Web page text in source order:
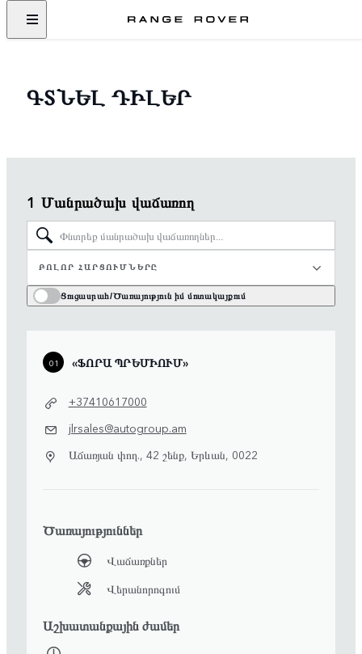
ԳՏՆԵԼ ԴԻԼԵՐ
1 Մանրածախ վաճառող
ԲՈԼՈՐ ՀԱՐՑՈՒՄՆԵՐԸ
Ցուցասրահ/Ծառայություն իմ մոտակայքում
01 «ՖՈՐԱ ՊՐԵՄԻՈՒՄ»
+37410617000
jlrsales@autogroup.am
Աճառյան փող., 42 շենք, Երևան, 0022
Ծառայություններ
Վաճառքներ
Վերանորոգում
Աշխատանքային ժամեր